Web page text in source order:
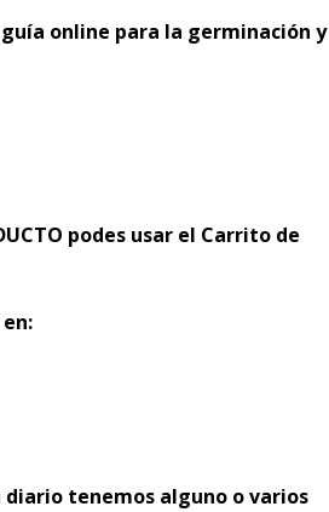
online para la germinación y
podes usar el Carrito de
diario tenemos alguno o varios